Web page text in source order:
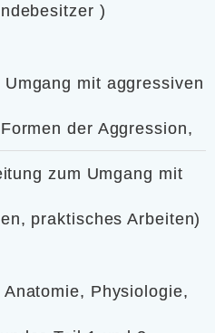
)
mit aggressiven
der Aggression,
zum Umgang mit
praktisches Arbeiten)
Physiologie,